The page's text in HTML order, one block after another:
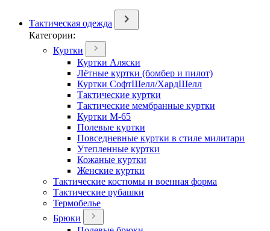
Тактическая одежда
Категории:
Куртки
Куртки Аляски
Лётные куртки (бомбер и пилот)
Куртки СофтШелл/ХардШелл
Тактические куртки
Тактические мембранные куртки
Куртки М-65
Полевые куртки
Повседневные куртки в стиле милитари
Утепленные куртки
Кожаные куртки
Женские куртки
Тактические костюмы и военная форма
Тактические рубашки
Термобелье
Брюки